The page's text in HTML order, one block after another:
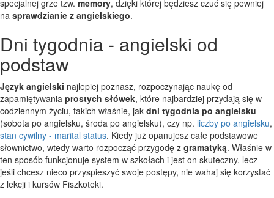
specjalnej grze tzw. memory, dzięki której będziesz czuć się pewniej
na sprawdzianie z angielskiego.
Dni tygodnia - angielski od
podstaw
Język angielski najlepiej poznasz, rozpoczynając naukę od
zapamiętywania prostych słówek, które najbardziej przydają się w
codziennym życiu, takich właśnie, jak dni tygodnia po angielsku
(sobota po angielsku, środa po angielsku), czy np. liczby po angielsku,
stan cywilny - marital status. Kiedy już opanujesz całe podstawowe
słownictwo, wtedy warto rozpocząć przygodę z gramatyką. Właśnie w
ten sposób funkcjonuje system w szkołach i jest on skuteczny, lecz
jeśli chcesz nieco przyspieszyć swoje postępy, nie wahaj się korzystać
z lekcji i kursów Fiszkoteki.